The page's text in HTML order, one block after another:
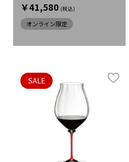
￥41,580
オンライン限定
SALE